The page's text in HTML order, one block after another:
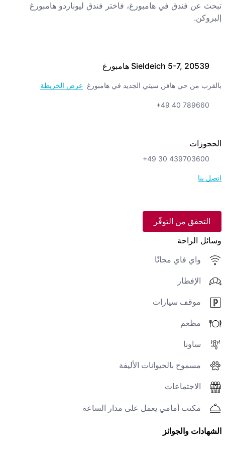
Sieldeich 5-7, 20539 هامبورغ
بالقرب من حي هافن سيتي الجديد في هامبورغ عرض الخريطة
+49 40 789660
الحجوزات
+49 30 439703600
اتصل بنا
التحقق من التوفّر
وسائل الراحة
واي فاي مجانًا
الإفطار
موقف سيارات
مطعم
ساونا
مسموح بالحيوانات الأليفة
الاجتماعات
مكتب أمامي يعمل على مدار الساعة
الشهادات والجوائز
تبحث عن فندق في هامبورغ، فاختر فندق ليوناردو هامبورغ
إلبروكن.